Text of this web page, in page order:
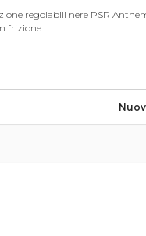
regolabili nere PSR
frizione...